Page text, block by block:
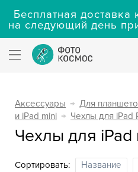
Бесплатная
на следующий день
Аксессуары → Для
и iPad mini → Чехлы для iPad
Чехлы для iPad
Сортировать: Название